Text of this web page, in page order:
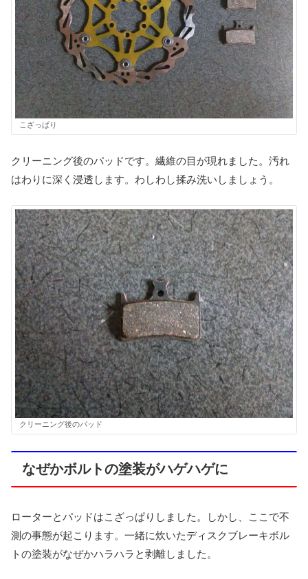
こざっぱり
クリーニング後のパッドです。繊維の目が現れました。汚れ
はわりに深く浸透します。わしわし揉み洗いしましょう。
クリーニング後のパッド
なぜかボルトの塗装がハゲハゲに
ローターとパッドはこざっぱりしました。しかし、ここで不
測の事態が起こります。一緒に炊いたディスクブレーキボル
トの塗装がなぜかハラハラと剥離しました。